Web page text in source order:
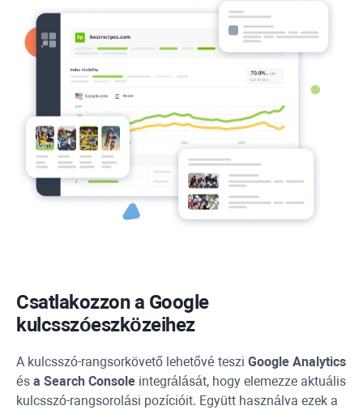
Csatlakozzon a Google
kulcsszóeszközeihez
A kulcsszó-rangsorkövető lehetővé teszi Google Analytics
és a Search Console integrálását, hogy elemezze aktuális
kulcsszó-rangsorolási pozícióit. Együtt használva ezek a